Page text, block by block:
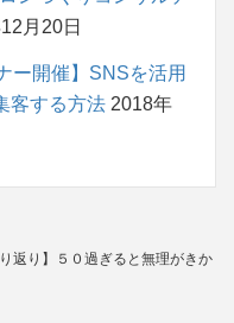
月20日
ー開催】SNSを活用
客する方法 2018年
返り】５０過ぎると無理がきか